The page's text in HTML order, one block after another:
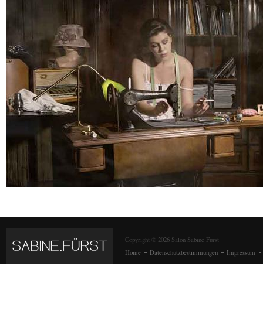
Copyright © 2026 Salon Sabine Fürst
Home
Datenschutzbestimmungen Impressum